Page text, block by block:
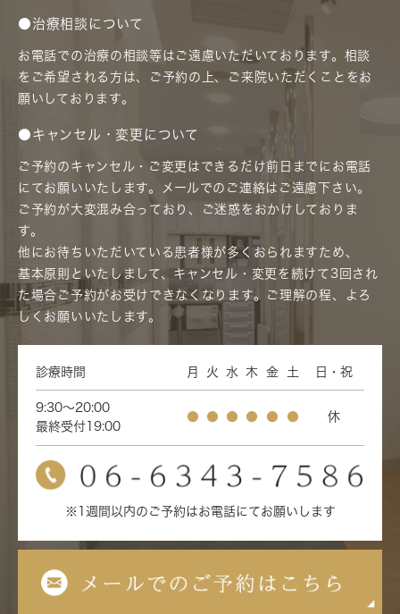
●治療相談について
お電話での治療の相談等はご遠慮いただいております。相談
をご希望される方は、ご予約の上、ご来院いただくことをお
願いしております。
●キャンセル・変更について
ご予約のキャンセル・ご変更はできるだけ前日までにお電話
にてお願いいたします。メールでのご連絡はご遠慮下さい。
ご予約が大変混み合っており、ご迷惑をおかけしておりま
す。
他にお待ちいただいている患者様が多くおられますため、
基本原則といたしまして、キャンセル・変更を続けて3回され
た場合ご予約がお受けできなくなります。ご理解の程、よろ
しくお願いいたします。
診療時間 月 火 水 木 金 土 日・祝
9:30～20:00
最終受付19:00
● ● ● ● ● ● 休
※1週間以内のご予約はお電話にてお願いします